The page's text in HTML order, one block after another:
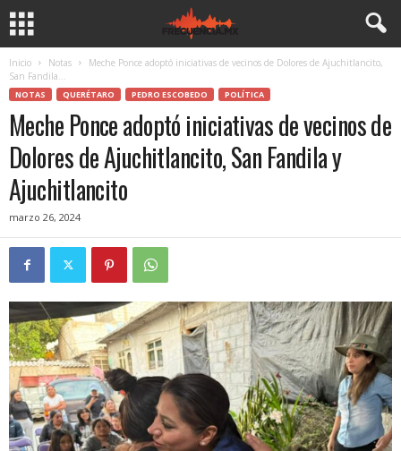
Inicio Notas
Meche Ponce adoptó iniciativas de vecinos de Dolores de Ajuchitlancito,
San Fandila...
NOTAS QUERÉTARO PEDRO ESCOBEDO POLÍTICA
Meche Ponce adoptó iniciativas de vecinos de
Dolores de Ajuchitlancito, San Fandila y
Ajuchitlancito
marzo 26, 2024